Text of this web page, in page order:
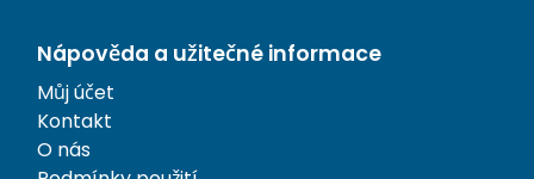
Nápověda a užitečné informace
Můj účet
Kontakt
O nás